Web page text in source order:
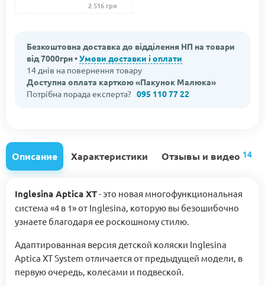
2 516 грн
Безкоштовна доставка до відділення НП на товари
від 7000грн •Умови доставки і оплати
14 днів на повернення товару
Доступна оплата карткою «Пакунок Малюка»
Потрібна порада експерта? 095 110 77 22
Описание Характеристики Отзывы и видео 14
Inglesina Aptica XT- это новая многофункциональная
система «4 в 1» от Inglesina, которую вы безошибочно
узнаете благодаря ее роскошному стилю.
Адаптированная версия детской коляски Inglesina
Aptica XT System отличается от предыдущей модели, в
первую очередь, колесами и подвеской.